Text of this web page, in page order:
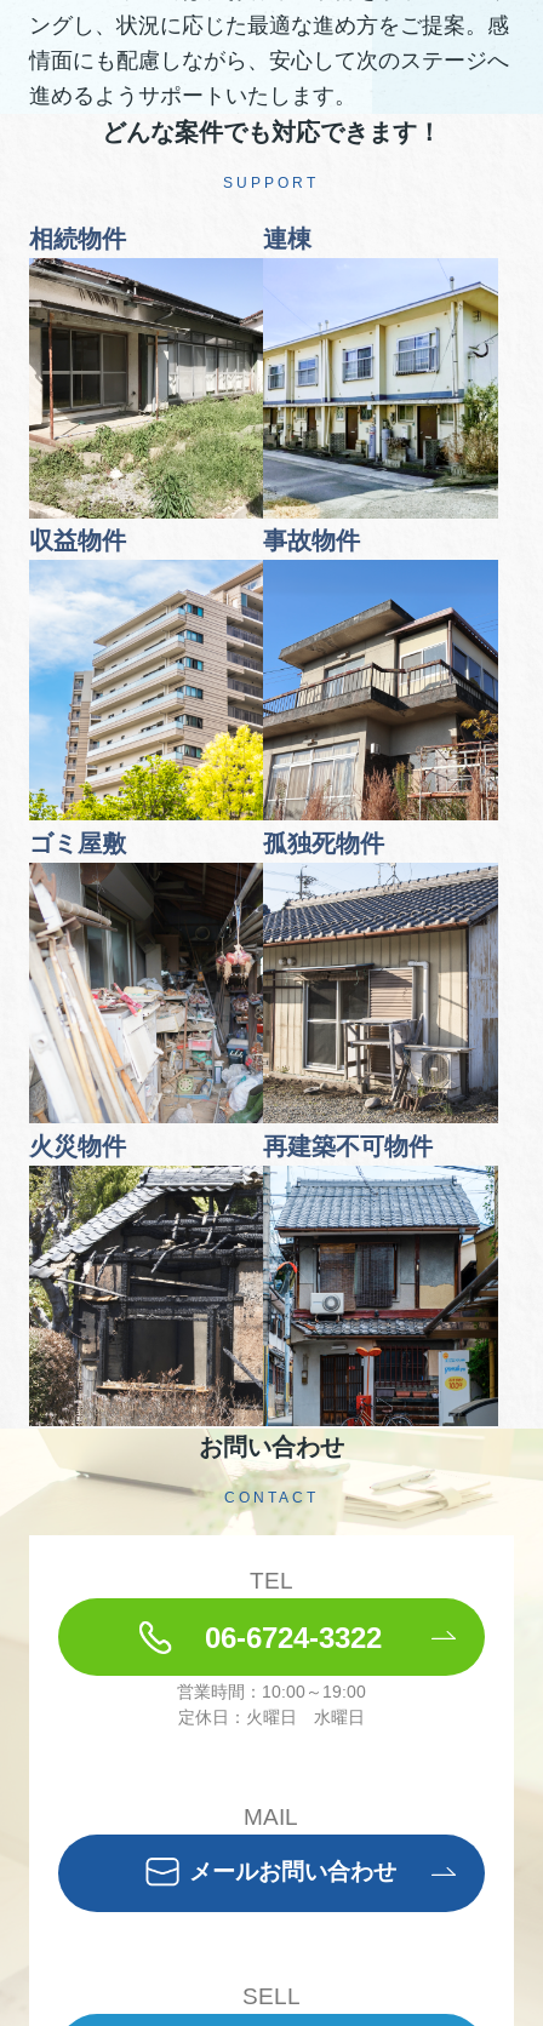
ングし、状況に応じた最適な進め方をご提案。感
情面にも配慮しながら、安心して次のステージへ
進めるようサポートいたします。
どんな案件でも対応できます！
SUPPORT
相続物件 連棟
収益物件 事故物件
ゴミ屋敷 孤独死物件
火災物件 再建築不可物件
お問い合わせ
CONTACT
TEL
06-6724-3322
営業時間：10:00～19:00
定休日：火曜日 水曜日
MAIL
メールお問い合わせ
SELL